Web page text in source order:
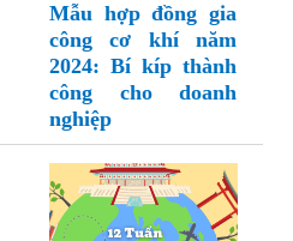
Mẫu hợp đồng gia
công cơ khí năm
2024: Bí kíp thành
công cho doanh
nghiệp